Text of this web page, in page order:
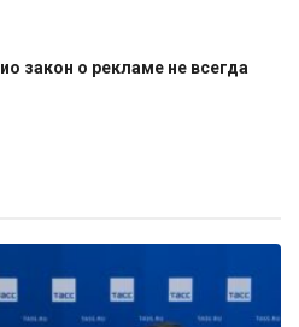
закон о рекламе не всегда